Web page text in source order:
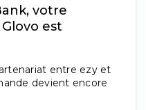
votre
est
entre ezy et
devient encore